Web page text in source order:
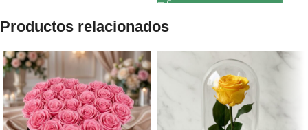
Productos relacionados